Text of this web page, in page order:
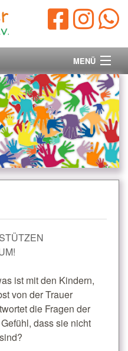
MENÜ
Ziele
ist mit den Kindern,
von der Trauer
die Fragen der
dass sie nicht